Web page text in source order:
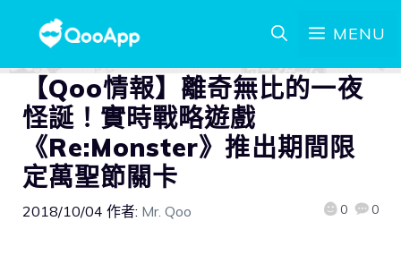
MENU
【Qoo情報】離奇無比的一夜
怪誕！實時戰略遊戲
《Re:Monster》推出期間限
定萬聖節關卡
2018/10/04 作者: Mr. Qoo 0 0